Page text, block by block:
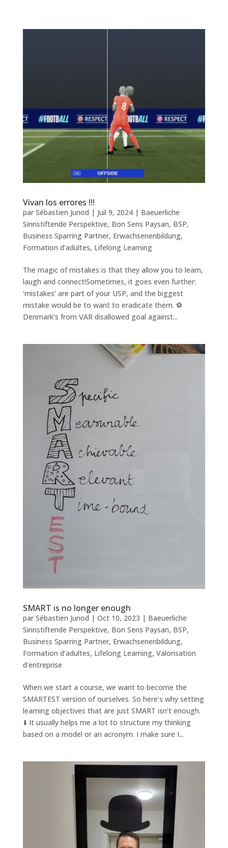
Vivan los errores !!!
par Sébastien Junod | Juil 9, 2024| Baeuerliche
Sinnstiftende Perspektive, Bon Sens Paysan, BSP,
Business Sparring Partner, Erwachsenenbildung,
Formation d'adultes, Lifelong Learning
The magic of mistakes is that they allow you to learn,
laugh and connect!Sometimes, it goes even further:
‘mistakes’ are part of your USP, and the biggest
mistake would be to want to eradicate them. ⚽
Denmark’s from VAR disallowed goal against...
SMART is no longer enough
par Sébastien Junod | Oct 10, 2023 | Baeuerliche
Sinnstiftende Perspektive, Bon Sens Paysan, BSP,
Business Sparring Partner, Erwachsenenbildung,
Formation d'adultes, Lifelong Learning, Valorisation
d'entreprise
When we start a course, we want to become the
SMARTEST version of ourselves. So here’s why setting
learning objectives that are just SMART isn’t enough.
⬇️ It usually helps me a lot to structure my thinking
based on a model or an acronym. I make sure I...